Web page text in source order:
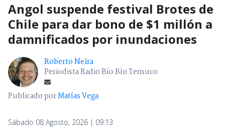
Angol suspende festival Brotes de
Chile para dar bono de $1 millón a
damnificados por inundaciones
Roberto Neira
Periodista Radio Bío Bío Temuco
Publicado porMatías Vega
Sábado 08 Agosto, 2026 | 09:13